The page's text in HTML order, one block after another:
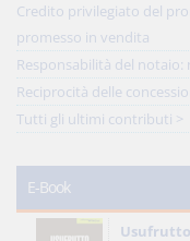
Credito privilegiato del
promesso in vendita
Responsabilità del
Reciprocità delle
Tutti gli ultimi contributi >
E-Book
Usufrutto